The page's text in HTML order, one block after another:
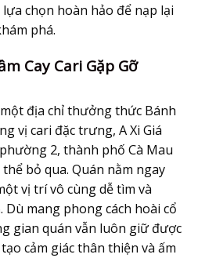
chọn hoàn hảo để nạp lại
phá.
Cay Cari Gặp Gỡ
địa chỉ thưởng thức Bánh
vị cari đặc trưng, A Xi Giá
2, thành phố Cà Mau
bỏ qua. Quán nằm ngay
vị trí vô cùng dễ tìm và
mang phong cách hoài cổ
gian quán vẫn luôn giữ được
cảm giác thân thiện và ấm